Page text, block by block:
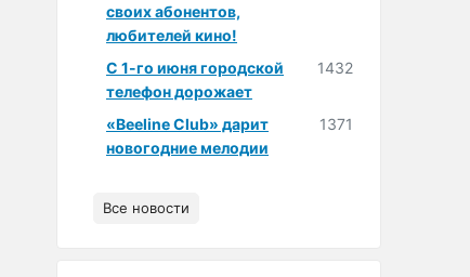
своих абонентов,
любителей кино!
С 1-го июня городской
телефон дорожает
1432
«Beeline Club» дарит
новогодние мелодии
1371
Все новости